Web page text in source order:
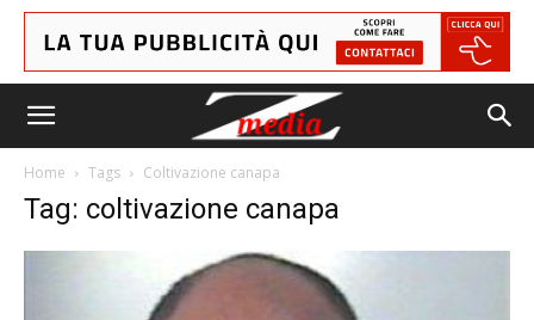
Home Tags Coltivazione canapa
Tag: coltivazione canapa